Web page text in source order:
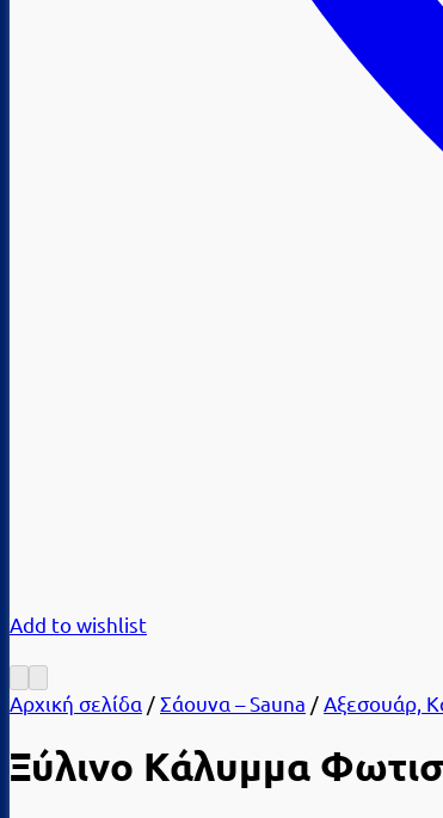
Add to wishlist
Αρχική σελίδα /Σάουνα – Sauna / Αξεσουάρ,
Ξύλινο Κάλυμμα